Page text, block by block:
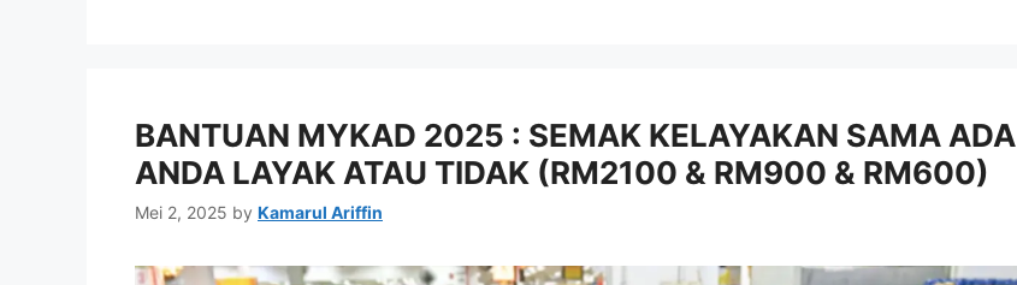
BANTUAN MYKAD 2025 : SEMAK KELAYAKAN SAMA ADA
ANDA LAYAK ATAU TIDAK (RM2100 & RM900 & RM600)
Mei 2, 2025 by Kamarul Ariffin